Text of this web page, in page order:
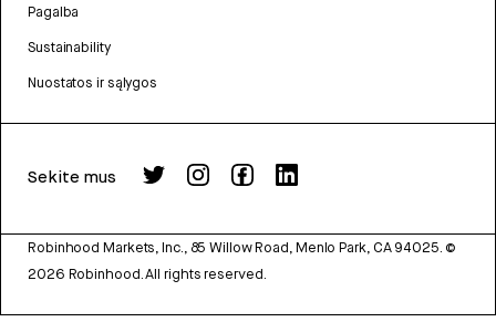
Pagalba
Sustainability
Nuostatos ir sąlygos
Sekite mus
Robinhood Markets, Inc., 85 Willow Road, Menlo Park, CA 94025. ©
2026 Robinhood. All rights reserved.